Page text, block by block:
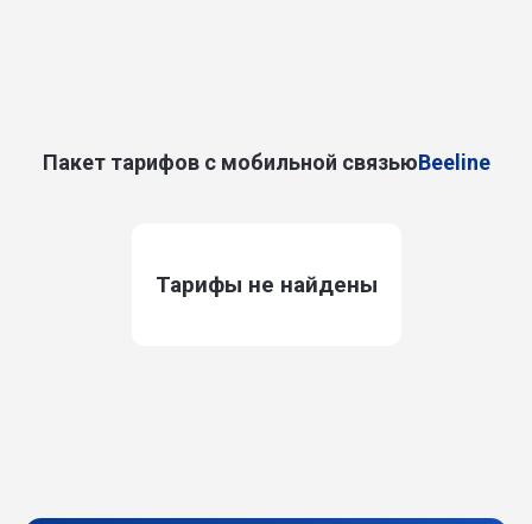
Пакет тарифов с мобильной связьюBeeline
Тарифы не найдены